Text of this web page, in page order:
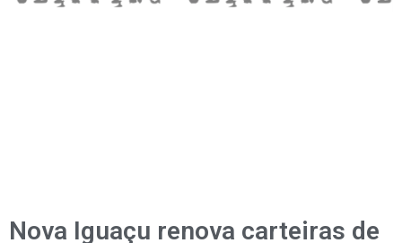
Nova Iguaçu renova carteiras de